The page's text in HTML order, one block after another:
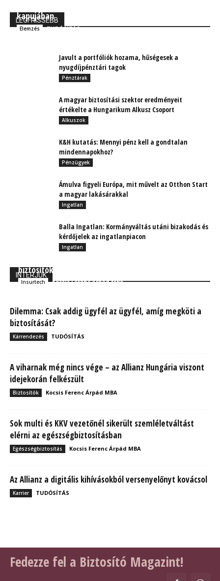
LEGFRISSEBB
kapujában
Elemzés TUDÓSÍTÁS
Javult a portfóliók hozama, hűségesek a
nyugdíjpénztári tagok
Pénztárak
A magyar biztosítási szektor eredményeit
értékelte a Hungarikum Alkusz Csoport
Alkuszok
K&H kutatás: Mennyi pénz kell a gondtalan
mindennapokhoz?
Pénzügyek
Ámulva figyeli Európa, mit művelt az Otthon Start
a magyar lakásárakkal
Ingatlan
Balla Ingatlan: Kormányváltás utáni bizakodás és
kérdőjelek az ingatlanpiacon
Ingatlan
INTERJÚK
biztosítók a mesterséges intelligenciát?
Insurtech Kocsis Ferenc Árpád MBA
Dilemma: Csak addig ügyfél az ügyfél, amíg megköti a
biztosítását?
Kárrendezés TUDÓSÍTÁS
A viharnak még nincs vége – az Allianz Hungária viszont
idejekorán felkészült
Biztosítók Kocsis Ferenc Árpád MBA
Sok multi és KKV vezetőnél sikerült szemléletváltást
elérni az egészségbiztosításban
Egészségbiztosítás Kocsis Ferenc Árpád MBA
Az Allianz a digitális kihívásokból versenyelőnyt kovácsol
Karrier TUDÓSÍTÁS
Fedezze fel a Biztosító Magazint!